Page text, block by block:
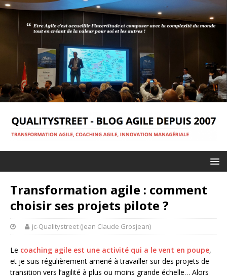
Transformation agile : comment
choisir ses projets pilote ?
jc-Qualitystreet (Jean Claude Grosjean)
Le coaching agile est une activité qui a le vent en poupe,
et je suis régulièrement amené à travailler sur des projets de
transition vers l’agilité à plus ou moins grande échelle… Alors